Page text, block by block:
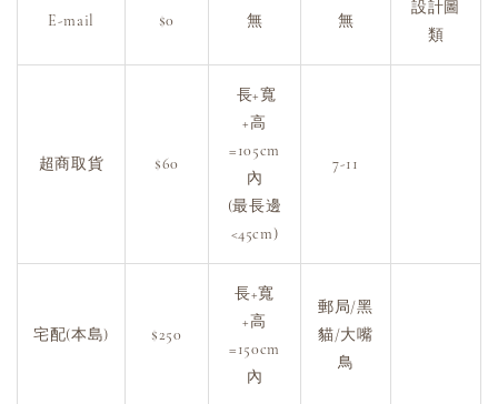
E-mail $0 無 無
設計圖
類
超商取貨 $60
長+寬
+高
=105cm
內
(最長邊
<45cm)
7-11
宅配(本島) $250
長+寬
+高
=150cm
內
郵局/黑
貓/大嘴
鳥